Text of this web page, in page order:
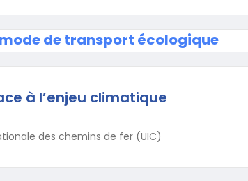
de transport écologique
à l’enjeu climatique
des chemins de fer (UIC)